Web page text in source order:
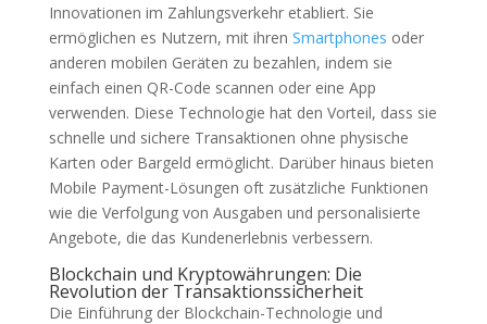
Innovationen im Zahlungsverkehr etabliert. Sie
ermöglichen es Nutzern, mit ihren Smartphones oder
anderen mobilen Geräten zu bezahlen, indem sie
einfach einen QR-Code scannen oder eine App
verwenden. Diese Technologie hat den Vorteil, dass sie
schnelle und sichere Transaktionen ohne physische
Karten oder Bargeld ermöglicht. Darüber hinaus bieten
Mobile Payment-Lösungen oft zusätzliche Funktionen
wie die Verfolgung von Ausgaben und personalisierte
Angebote, die das Kundenerlebnis verbessern.
Blockchain und Kryptowährungen: Die
Revolution der Transaktionssicherheit
Die Einführung der Blockchain-Technologie und